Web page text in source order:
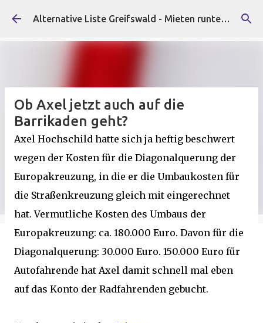
Direkt zum Hauptbereich Alternative Liste Greifswald - Mieten runter, Faschist*innen raus!
Ob Axel jetzt auch auf die
Barrikaden geht?
Axel Hochschild hatte sich ja heftig beschwert
wegen der Kosten für die Diagonalquerung der
Europakreuzung, in die er die Umbaukosten für
die Straßenkreuzung gleich mit eingerechnet
hat. Vermutliche Kosten des Umbaus der
Europakreuzung: ca. 180.000 Euro. Davon für die
Diagonalquerung: 30.000 Euro. 150.000 Euro für
Autofahrende hat Axel damit schnell mal eben
auf das Konto der Radfahrenden gebucht.